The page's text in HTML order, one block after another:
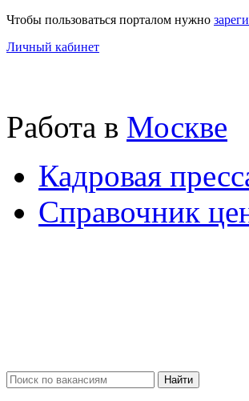
Чтобы пользоваться порталом нужно
Личный кабинет
Работа в Москве
Кадровая
Справочник